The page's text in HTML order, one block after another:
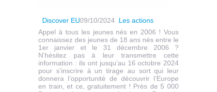
Discover EU09/10/2024 Les actions
Appel à tous les jeunes nés en 2006 ! Vous
connaissez des jeunes de 18 ans nés entre le
1er janvier et le 31 décembre 2006 ?
N’hésitez pas à leur transmettre cette
information : ils ont jusqu’au 16 octobre 2024
pour s’inscrire à un tirage au sort qui leur
donnera l’opportunité de découvrir l’Europe
en train, et ce, gratuitement ! Près de 5 000